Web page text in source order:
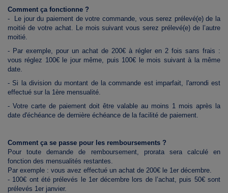
Comment ça fonctionne ?
- Le jour du paiement de votre commande, vous serez prélevé(e) de la
moitié de votre achat. Le mois suivant vous serez prélevé(e) de l’autre
moitié.
- Par exemple, pour un achat de 200€ à régler en 2 fois sans frais :
vous réglez 100€ le jour même, puis 100€ le mois suivant à la même
date.
- Si la division du montant de la commande est imparfait, l'arrondi est
effectué sur la 1ère mensualité.
- Votre carte de paiement doit être valable au moins 1 mois après la
date d'échéance de dernière échéance de la facilité de paiement.
Comment ça se passe pour les remboursements ?
Pour toute demande de remboursement, prorata sera calculé en
fonction des mensualités restantes.
Par exemple : vous avez effectué un achat de 200€ le 1er décembre.
- 100€ ont été prélevés le 1er décembre lors de l’achat, puis 50€ sont
prélevés 1er janvier.